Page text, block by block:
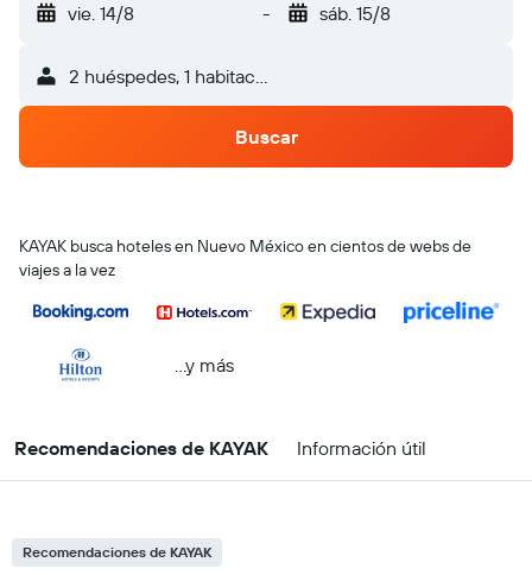
vie. 14/8 - sáb. 15/8
2 huéspedes, 1 habitación
Buscar
KAYAK busca hoteles en Nuevo México en cientos de webs de
viajes a la vez
...y más
Recomendaciones de KAYAK Información útil
Recomendaciones de KAYAK